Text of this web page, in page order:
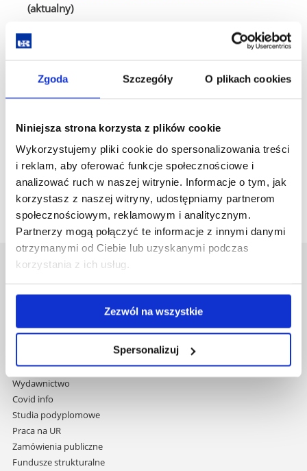
Zgoda Szczegóły O plikach cookies
Niniejsza strona korzysta z plików cookie
Wykorzystujemy pliki cookie do spersonalizowania treści
i reklam, aby oferować funkcje społecznościowe i
analizować ruch w naszej witrynie. Informacje o tym, jak
korzystasz z naszej witryny, udostępniamy partnerom
społecznościowym, reklamowym i analitycznym.
Partnerzy mogą połączyć te informacje z innymi danymi
otrzymanymi od Ciebie lub uzyskanymi podczas
korzystania z ich usług.
Zezwól na wszystkie
Spersonalizuj
(aktualny)
Zał. nr 1 - kwestionariusz
Zarządzanie Rektora UR nr 31/2023 zmieniające
Zarządzenie nr 51/2022
Uniwersytet Rzeszowski
35-959 Rzeszów
Pomiń
przejdź
do
treści
Polityka prywatności
Biblioteka
Wydawnictwo
Covid info
Studia podyplomowe
Praca na UR
Zamówienia publiczne
Fundusze strukturalne